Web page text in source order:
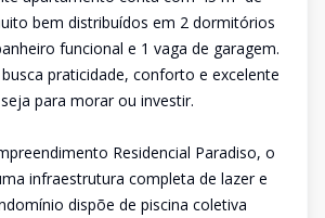
bem distribuídos em 2 dormitórios
funcional e 1 vaga de garagem.
praticidade, conforto e excelente
para morar ou investir.
Residencial Paradiso, o
infraestrutura completa de lazer e
dispõe de piscina coletiva